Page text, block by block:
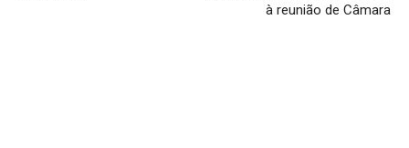
à reunião de Câmara